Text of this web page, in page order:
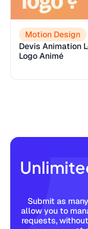
Motion Design
Devis Animation
Logo Animé
Submit as
allow you to
requests,